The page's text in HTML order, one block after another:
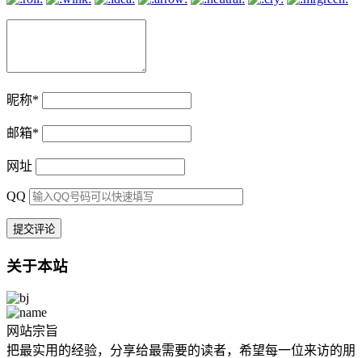
昵称*
邮箱*
网址
QQ
关于本站
网站宗旨
把最实用的经验，分享给最需要的读者，希望每一位来访的朋